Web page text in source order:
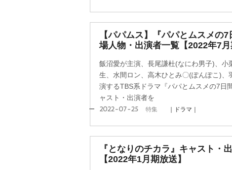
【パパムス】『パパとムスメの
場人物・出演者一覧【2022年7月
飯沼愛が主演、長尾謙杜(なにわ男子)、小
生、水間ロン、高木ひとみ〇(ぽんぽこ)、
演するTBS系ドラマ『パパとムスメの7日
ャスト・出演者を
2022-07-25 特集 ｜ドラマ｜
『となりのチカラ』キャスト・
【2022年1月期放送】